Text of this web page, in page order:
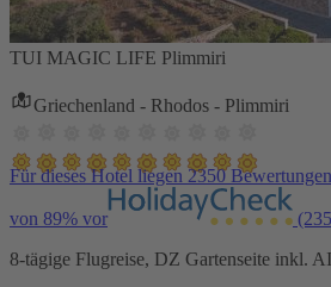
TUI MAGIC LIFE Plimmiri
Griechenland - Rhodos - Plimmiri
Für dieses Hotel liegen 2350
von 89% vor
8-tägige Flugreise, DZ Gartenseite inkl. AI